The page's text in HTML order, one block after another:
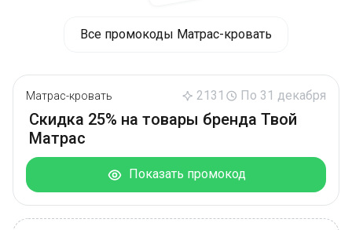
Все промокоды Матрас-кровать
Матрас-кровать 2131 По 31 декабря
Скидка 25% на товары бренда Твой
Матрас
Показать промокод